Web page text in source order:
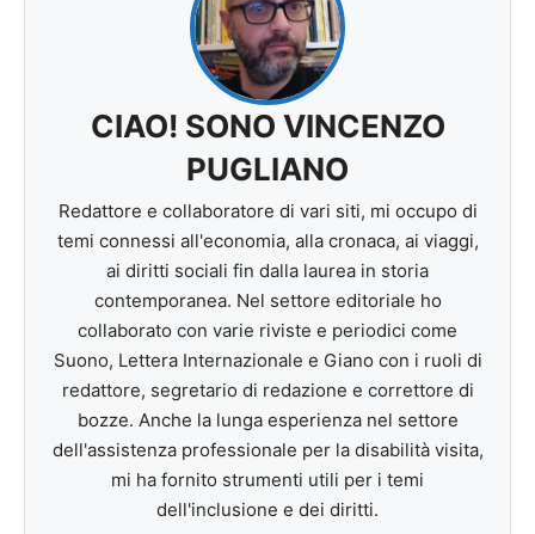
CIAO! SONO VINCENZO
PUGLIANO
Redattore e collaboratore di vari siti, mi occupo di
temi connessi all'economia, alla cronaca, ai viaggi,
ai diritti sociali fin dalla laurea in storia
contemporanea. Nel settore editoriale ho
collaborato con varie riviste e periodici come
Suono, Lettera Internazionale e Giano con i ruoli di
redattore, segretario di redazione e correttore di
bozze. Anche la lunga esperienza nel settore
dell'assistenza professionale per la disabilità visita,
mi ha fornito strumenti utili per i temi
dell'inclusione e dei diritti.